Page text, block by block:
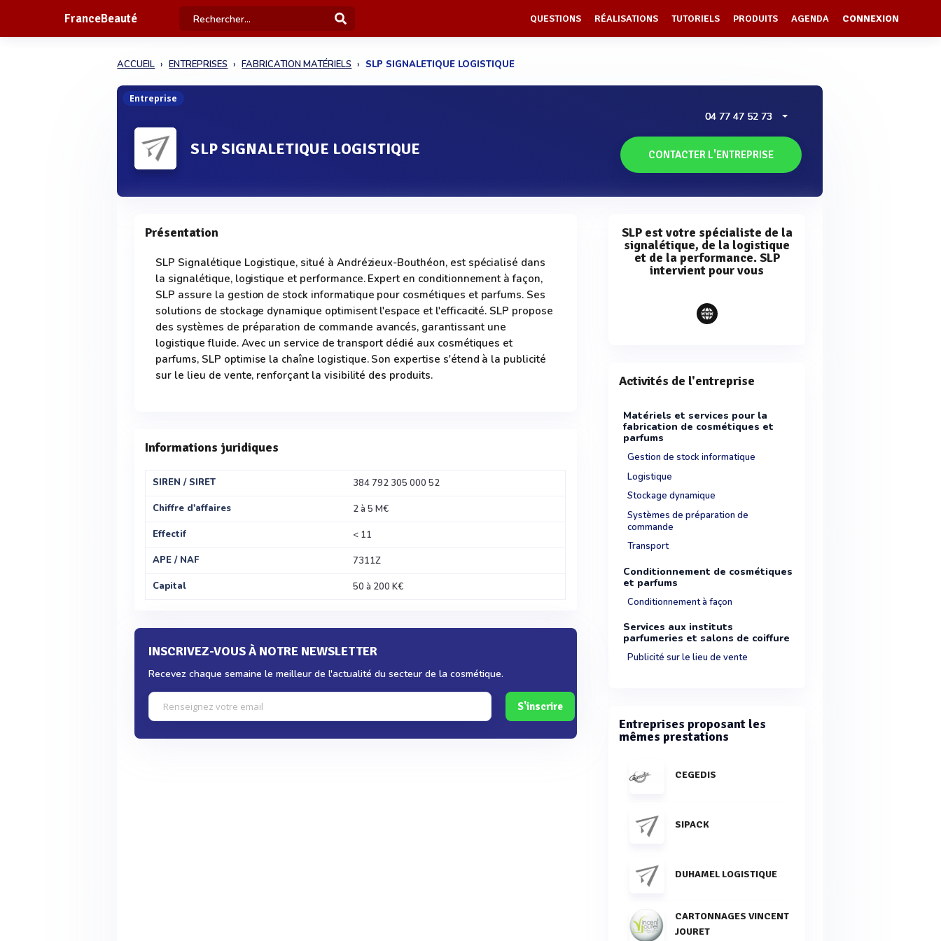
FranceBeauté QUESTIONS RÉALISATIONS TUTORIELS PRODUITS AGENDA CONNEXION
ACCUEIL ENTREPRISES FABRICATION MATÉRIELS SLP SIGNALETIQUE LOGISTIQUE
Entreprise
SLP SIGNALETIQUE LOGISTIQUE
04 77 47 52 73
CONTACTER L'ENTREPRISE
Présentation
SLP Signalétique Logistique, situé à Andrézieux-Bouthéon, est spécialisé dans
la signalétique, logistique et performance. Expert en conditionnement à façon,
SLP assure la gestion de stock informatique pour cosmétiques et parfums. Ses
solutions de stockage dynamique optimisent l'espace et l'efficacité. SLP propose
des systèmes de préparation de commande avancés, garantissant une
logistique fluide. Avec un service de transport dédié aux cosmétiques et
parfums, SLP optimise la chaîne logistique. Son expertise s'étend à la publicité
sur le lieu de vente, renforçant la visibilité des produits.
Informations juridiques
SIREN / SIRET
384 792 305 000 52
Chiffre d'affaires
2 à 5 M€
Effectif
< 11
APE / NAF
7311Z
Capital
50 à 200 K€
INSCRIVEZ-VOUS À NOTRE NEWSLETTER
Recevez chaque semaine le meilleur de l'actualité du secteur de la cosmétique.
S'inscrire
SLP est votre spécialiste de la
signalétique, de la logistique
et de la performance. SLP
intervient pour vous
Activités de l'entreprise
Matériels et services pour la
fabrication de cosmétiques et
parfums
Gestion de stock informatique
Logistique
Stockage dynamique
Systèmes de préparation de
commande
Transport
Conditionnement de cosmétiques
et parfums
Conditionnement à façon
Services aux instituts
parfumeries et salons de coiffure
Publicité sur le lieu de vente
Entreprises proposant les
mêmes prestations
CEGEDIS
SIPACK
DUHAMEL LOGISTIQUE
CARTONNAGES VINCENT
JOURET